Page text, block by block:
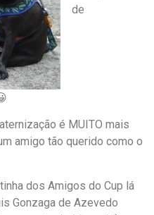
de
é MUITO mais
amigo tão querido como o
dos Amigos do Cup lá
Gonzaga de Azevedo